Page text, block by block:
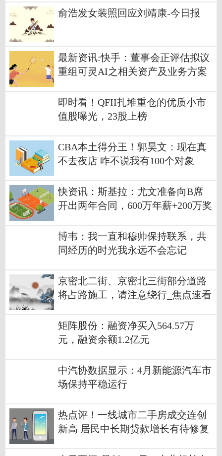
俞浩发女装照回应刘靖康-今日报
最新资讯:快手：董事会正评估拟议
重组可灵AI之相关资产及业务方案
即时看！QFII扎堆重仓的优质小市
值股曝光，23股上榜
CBA本土得分王！郭昊文：现在真
不去夜店 咋不说我有100个对象
快资讯：斯基拉：尤文准备向B席
开出两年合同，600万年薪+200万奖
博韦：我一直和穆帅保持联系，共
同经历的时光我永远不会忘记
京密北二街、京密北三街部分道路
将占路施工，请注意绕行_焦点速看
矩阵股份：融资净买入564.57万
元，融资余额1.2亿元
中汽协数据显示：4月新能源汽车市
场保持平稳运行
热点评！一线城市二手房成交连创
新高 居民中长期贷款增长有待修复